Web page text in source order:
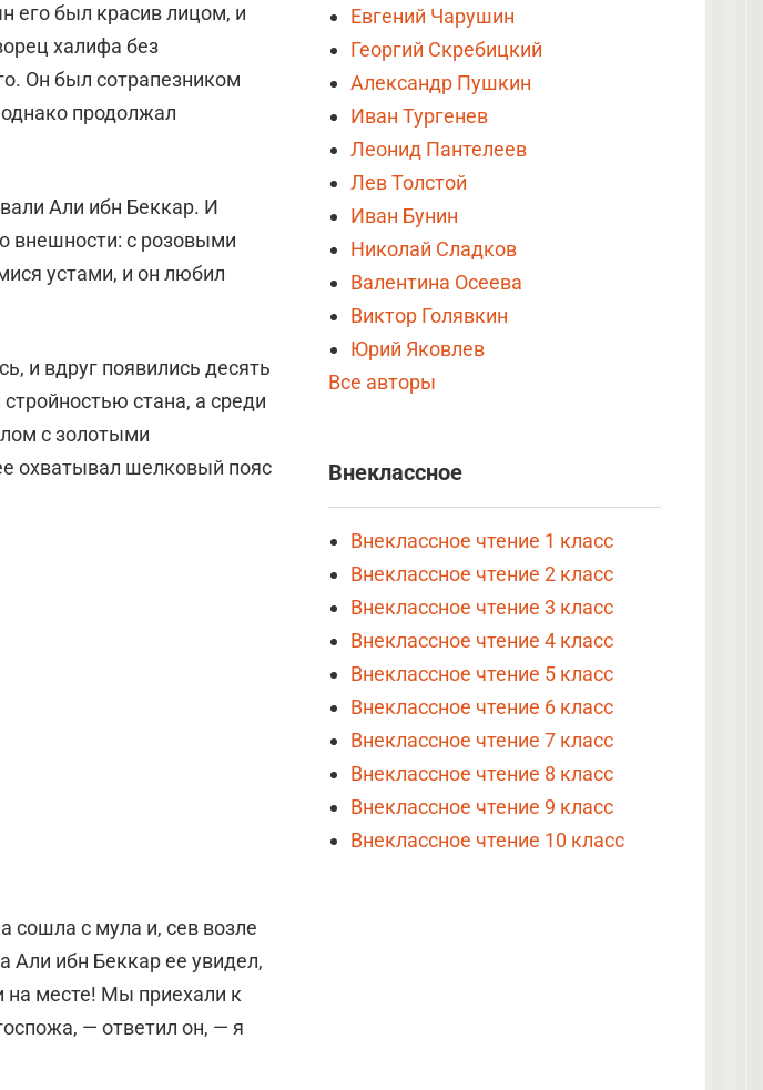
его был красив лицом, и
халифа без
Он был сотрапезником
продолжал
Али ибн Беккар. И
внешности: с розовыми
устами, и он любил
и вдруг появились десять
стана, а среди
с золотыми
охватывал шелковый пояс
сошла с мула и, сев возле
Али ибн Беккар ее увидел,
на месте! Мы приехали к
— ответил он, — я
Евгений Чарушин
Георгий Скребицкий
Александр Пушкин
Иван Тургенев
Леонид Пантелеев
Лев Толстой
Иван Бунин
Николай Сладков
Валентина Осеева
Виктор Голявкин
Юрий Яковлев
Все авторы
Внеклассное
Внеклассное чтение 1 класс
Внеклассное чтение 2 класс
Внеклассное чтение 3 класс
Внеклассное чтение 4 класс
Внеклассное чтение 5 класс
Внеклассное чтение 6 класс
Внеклассное чтение 7 класс
Внеклассное чтение 8 класс
Внеклассное чтение 9 класс
Внеклассное чтение 10 класс